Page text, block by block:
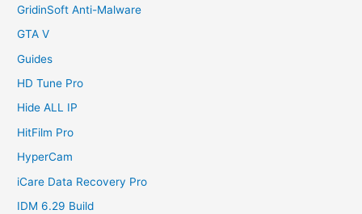
GridinSoft Anti-Malware
GTA V
Guides
HD Tune Pro
Hide ALL IP
HitFilm Pro
HyperCam
iCare Data Recovery Pro
IDM 6.29 Build